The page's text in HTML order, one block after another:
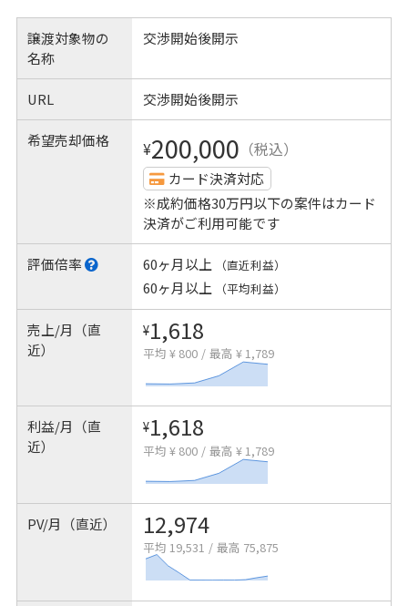
譲渡対象物の
名称
交渉開始後開示
URL 交渉開始後開示
希望売却価格 ¥200,000 （税込）
カード決済対応
※成約価格30万円以下の案件はカード
決済がご利用可能です
評価倍率 60ヶ月以上 （直近利益）
60ヶ月以上 （平均利益）
売上/月（直
近）
¥1,618
平均 ¥ 800 / 最高 ¥ 1,789
利益/月（直
近）
¥1,618
平均 ¥ 800 / 最高 ¥ 1,789
PV/月（直近） 12,974
平均 19,531 / 最高 75,875